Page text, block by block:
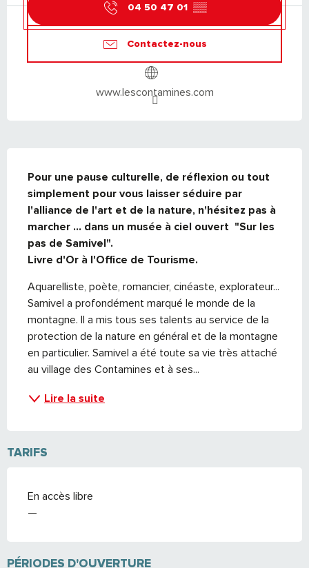
04 50 47 01 ▒▒
Contactez-nous
www.lescontamines.com
Pour une pause culturelle, de réflexion ou tout
simplement pour vous laisser séduire par
l'alliance de l'art et de la nature, n'hésitez pas à
marcher ... dans un musée à ciel ouvert  "Sur les
pas de Samivel".
Livre d'Or à l'Office de Tourisme.
Aquarelliste, poète, romancier, cinéaste, explorateur...
Samivel a profondément marqué le monde de la
montagne. Il a mis tous ses talents au service de la
protection de la nature en général et de la montagne
en particulier. Samivel a été toute sa vie très attaché
au village des Contamines et à ses...
Lire la suite
TARIFS
En accès libre
—
PÉRIODES D'OUVERTURE